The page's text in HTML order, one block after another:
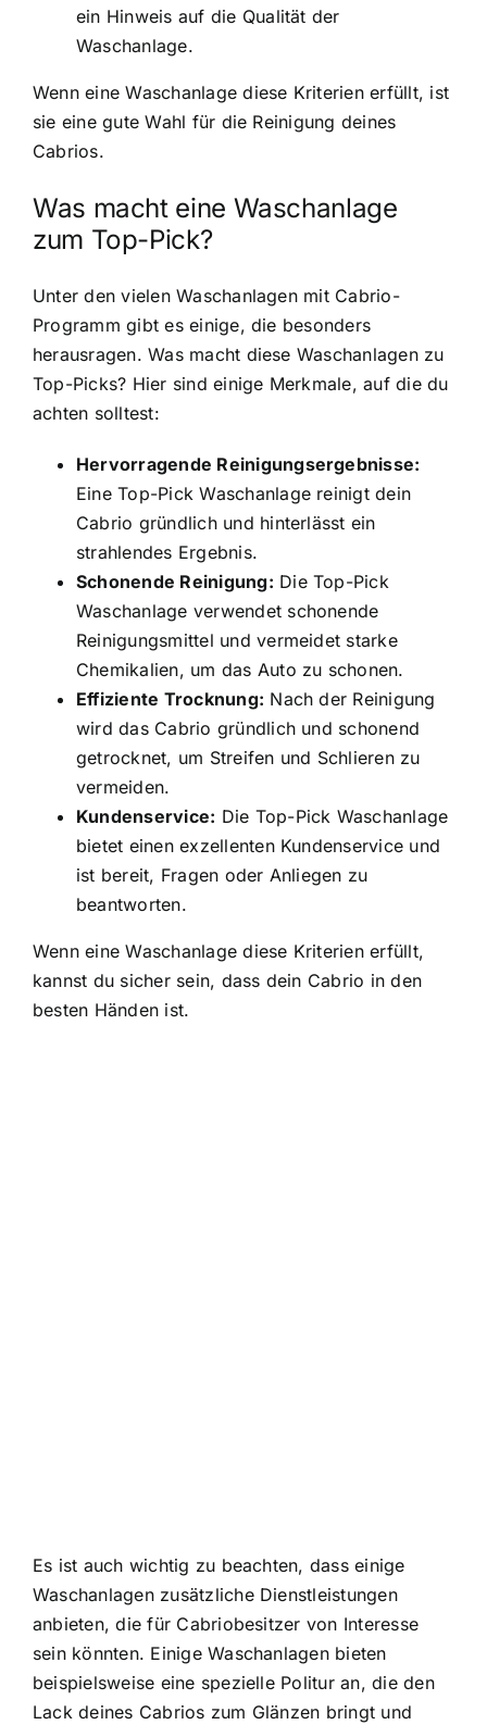
ein Hinweis auf die Qualität der
Waschanlage.
Wenn eine Waschanlage diese Kriterien erfüllt, ist
sie eine gute Wahl für die Reinigung deines
Cabrios.
Was macht eine Waschanlage
zum Top-Pick?
Unter den vielen Waschanlagen mit Cabrio-
Programm gibt es einige, die besonders
herausragen. Was macht diese Waschanlagen zu
Top-Picks? Hier sind einige Merkmale, auf die du
achten solltest:
Hervorragende Reinigungsergebnisse:
Eine Top-Pick Waschanlage reinigt dein
Cabrio gründlich und hinterlässt ein
strahlendes Ergebnis.
Schonende Reinigung: Die Top-Pick
Waschanlage verwendet schonende
Reinigungsmittel und vermeidet starke
Chemikalien, um das Auto zu schonen.
Effiziente Trocknung: Nach der Reinigung
wird das Cabrio gründlich und schonend
getrocknet, um Streifen und Schlieren zu
vermeiden.
Kundenservice: Die Top-Pick Waschanlage
bietet einen exzellenten Kundenservice und
ist bereit, Fragen oder Anliegen zu
beantworten.
Wenn eine Waschanlage diese Kriterien erfüllt,
kannst du sicher sein, dass dein Cabrio in den
besten Händen ist.
Es ist auch wichtig zu beachten, dass einige
Waschanlagen zusätzliche Dienstleistungen
anbieten, die für Cabriobesitzer von Interesse
sein könnten. Einige Waschanlagen bieten
beispielsweise eine spezielle Politur an, die den
Lack deines Cabrios zum Glänzen bringt und